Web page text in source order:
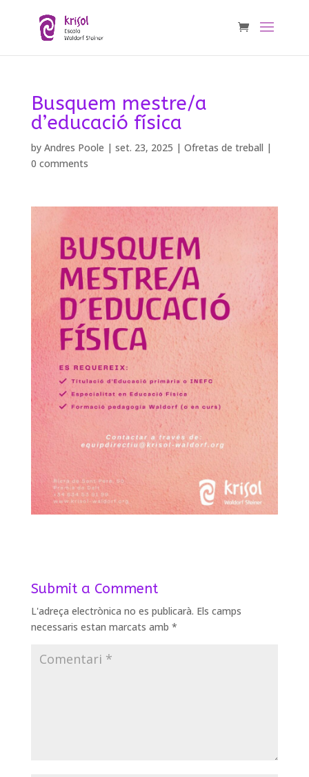
Busquem mestre/a
d’educació física
by Andres Poole | set. 23, 2025 | Ofretas de treball |
0 comments
Submit a Comment
L'adreça electrònica no es publicarà. Els camps
necessaris estan marcats amb *